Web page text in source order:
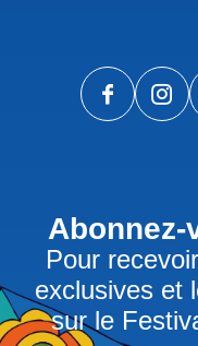
Pour
exclusives et
sur le